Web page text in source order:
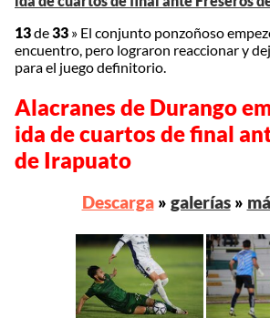
13de33 » El conjunto ponzoñoso
encuentro, pero lograron reaccionar y
para el juego definitorio.
Alacranes de Durango
ida de cuartos de final
de Irapuato
Descarga» galerías»